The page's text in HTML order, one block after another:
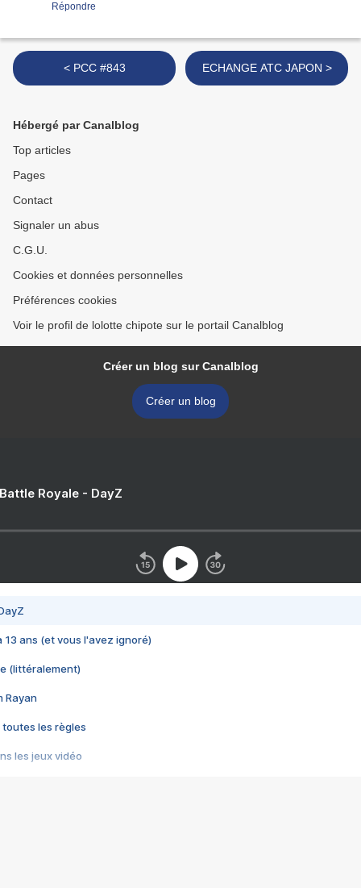
Répondre
< PCC #843 ECHANGE ATC JAPON >
Hébergé par Canalblog
Top articles
Pages
Contact
Signaler un abus
C.G.U.
Cookies et données personnelles
Préférences cookies
Voir le profil de lolotte chipote sur le portail Canalblog
Créer un blog sur Canalblog
Créer un blog
Royale - DayZ
13 ans (et vous l'avez ignoré)
(littéralement)
Rayan
toutes les règles
les jeux vidéo